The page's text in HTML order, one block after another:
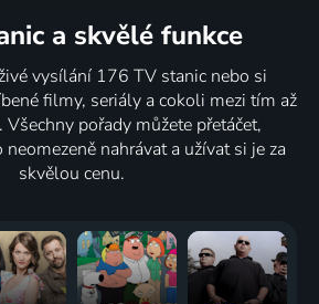
a skvělé funkce
vysílání 176 TV stanic nebo si
filmy, seriály a cokoli mezi tím až
pořady můžete přetáčet,
nahrávat a užívat si je za
skvělou cenu.